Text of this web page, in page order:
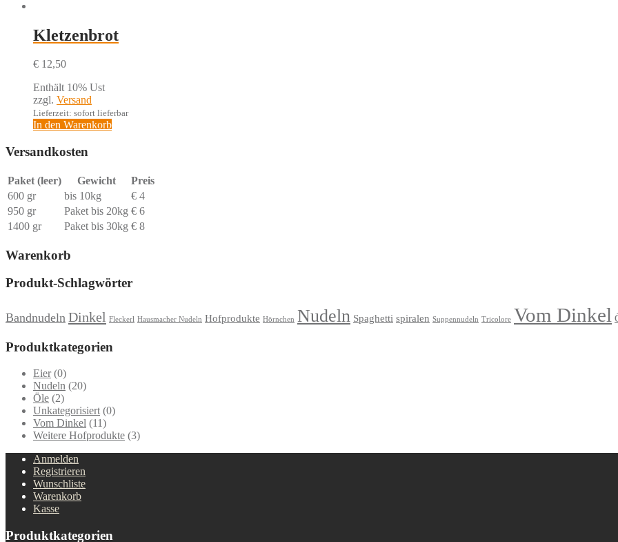
Kletzenbrot
€ 12,50
Enthält 10% Ust
zzgl. Versand
Lieferzeit: sofort lieferbar
In den Warenkorb
Versandkosten
Paket (leer) Gewicht
Preis
600 gr
bis 10kg
€ 4
950 gr
Paket bis 20kg € 6
1400 gr
Paket bis 30kg € 8
Warenkorb
Produkt-Schlagwörter
Bandnudeln Dinkel Fleckerl Hausmacher Nudeln Hofprodukte Hörnchen Nudeln Spaghetti spiralen Suppennudeln Tricolore Vom Dinkel
Produktkategorien
Eier (0)
Nudeln (20)
Öle (2)
Unkategorisiert (0)
Vom Dinkel (11)
Weitere Hofprodukte (3)
Anmelden
Registrieren
Wunschliste
Warenkorb
Kasse
Produktkategorien